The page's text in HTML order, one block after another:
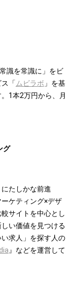
識を常識に」をビ
「ムビラボ 」を基
1本2万円から、月
グ
たしかな前進
ケティング×デザ
サイトを中心とし
い価値を見つける
い求人」を探す人の
』などを運営して